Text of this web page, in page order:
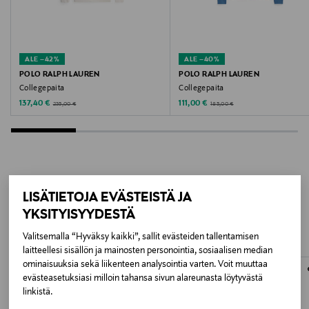
LISÄTIETOJA EVÄSTEISTÄ JA
YKSITYISYYDESTÄ
Valitsemalla “Hyväksy kaikki”, sallit evästeiden tallentamisen
laitteellesi sisällön ja mainosten personointia, sosiaalisen median
ominaisuuksia sekä liikenteen analysointia varten. Voit muuttaa
evästeasetuksiasi milloin tahansa sivun alareunasta löytyvästä
linkistä.
Valmistusmaa
Bangladesh
Valmistajan tuotenumero
Tommy Hilfiger Europe B.V.
Valmistajan osoite
Danzigerkade 165, 1013 AP Amsterdam, Netherlands
Digitaalinen osoite
ALE –42%
POLO RALPH LAUREN
Collegepaita
Discounted Price
137,40 € Original Price
235,00 €
ALE –40%
POLO RALPH LAUREN
Collegepaita
Discounted Price
111,00 € Original Price
185,00 €
LISÄÄ KIINNOSTAVIA
TUOTTEITA